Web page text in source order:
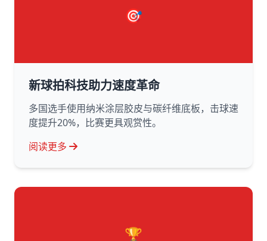
🎯
新球拍科技助力速度革命
多国选手使用纳米涂层胶皮与碳纤维底板，击球速
度提升20%，比赛更具观赏性。
阅读更多
🏆